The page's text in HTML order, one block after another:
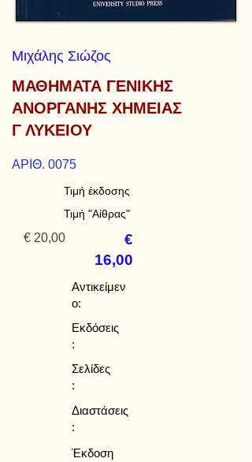
Μιχάλης Σιώζος
ΜΑΘΗΜΑΤΑ ΓΕΝΙΚΗΣ
ΑΝΟΡΓΑΝΗΣ ΧΗΜΕΙΑΣ
Γ ΛΥΚΕΙΟΥ
ΑΡΙΘ. 0075
Τιμή έκδοσης
Τιμή "Αίθρας"
€ 20,00
€
16,00
Αντικείμεν
ο:
Εκδόσεις
:
Σελίδες
:
Διαστάσεις
:
Έκδοση